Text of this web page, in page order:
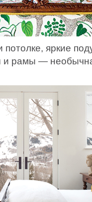
яркие
и рамы —